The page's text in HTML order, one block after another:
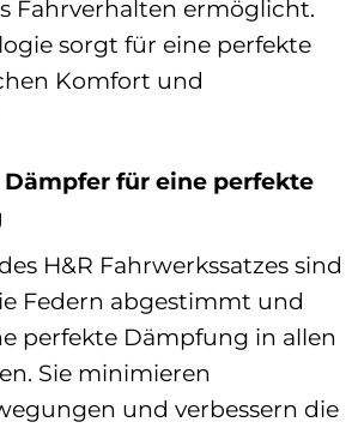
Fahrverhalten ermöglicht.
sorgt für eine perfekte
Komfort und
für eine perfekte
H&R Fahrwerkssatzes sind
Federn abgestimmt und
perfekte Dämpfung in allen
Sie minimieren
und verbessern die